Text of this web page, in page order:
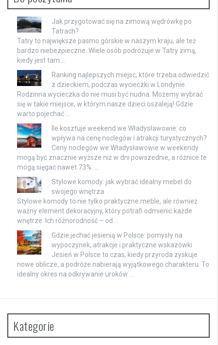
Jak przygotować się na zimową wędrówkę po
Tatrach?
Tatry to największe pasmo górskie w naszym kraju, ale też
bardzo niebezpieczne. Wiele osób podróżuje w Tatry zimą,
kiedy jest tam …
Ranking najlepszych miejsc, które trzeba odwiedzić
z dzieckiem, podczas wycieczki w Londynie.
Rodzinna wycieczka do nie musi być nudna. Możemy wybrać
się w takie miejsce, w którym nasze dzieci oszaleją! Gdzie
warto pojechać …
Ile kosztuje weekend we Władysławowie: co
wpływa na cenę noclegów i atrakcji turystycznych?
Ceny noclegów we Władysławowie w weekendy
mogą być znacznie wyższe niż w dni powszednie, a różnice te
mogą sięgać nawet 73%. …
Stylowe komody: jak wybrać idealny mebel do
swojego wnętrza
Stylowe komody to nie tylko praktyczne meble, ale również
ważny element dekoracyjny, który potrafi odmienić każde
wnętrze. Ich różnorodność – od …
Gdzie jechać jesienią w Polsce: pomysły na
wypoczynek, atrakcje i praktyczne wskazówki
Jesień w Polsce to czas, kiedy przyroda zyskuje
nowe oblicze, a podróże nabierają wyjątkowego charakteru. To
idealny okres na odkrywanie uroków …
Kategorie